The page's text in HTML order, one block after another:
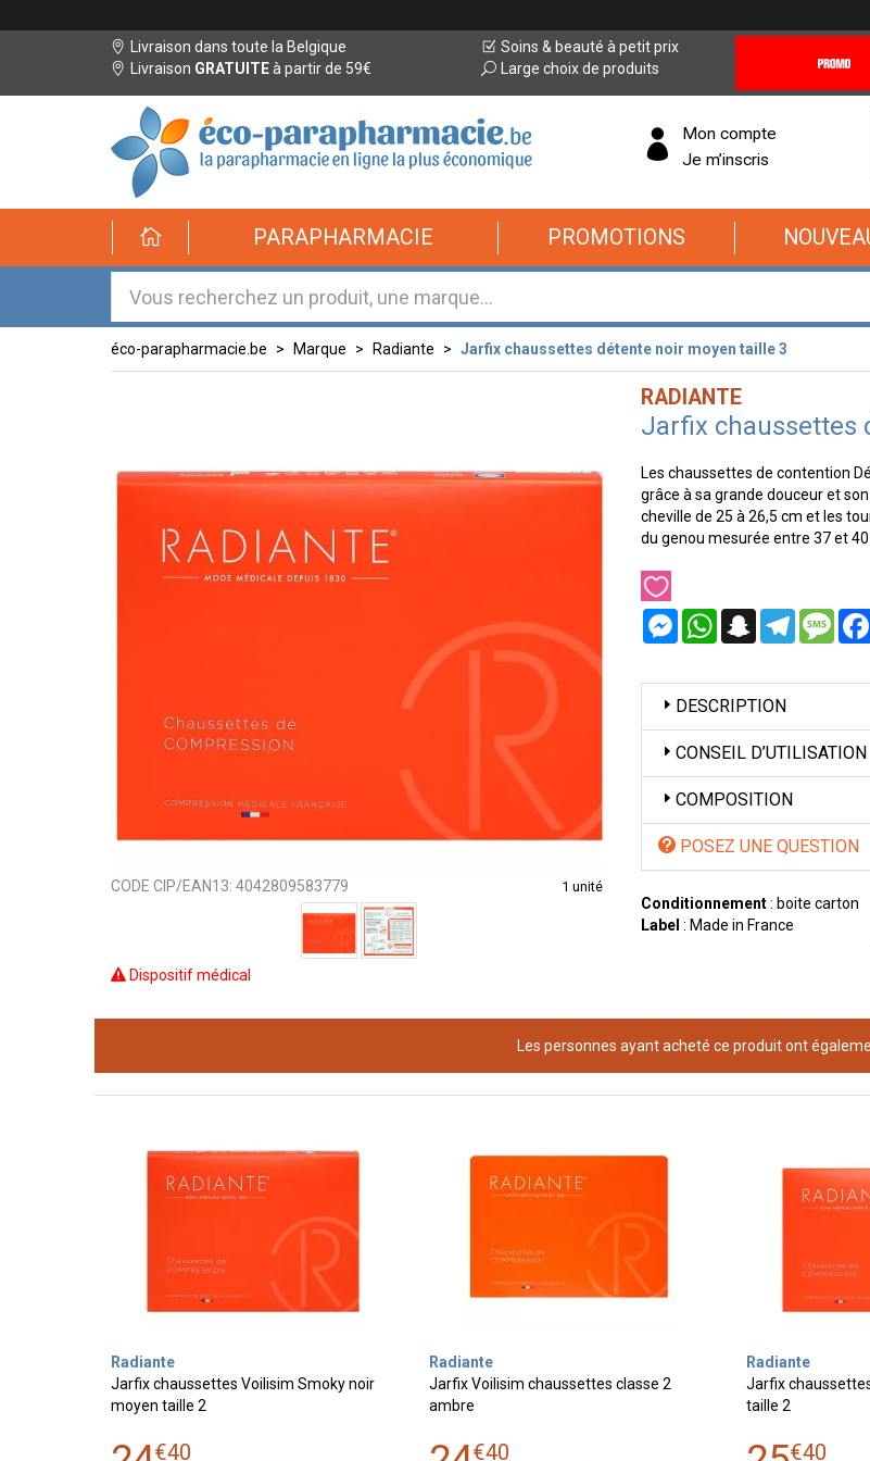
Livraison dans toute la Belgique
Livraison GRATUITEà partir de 59€
Soins & beauté à petit prix
Large choix de produits
Offres
éco-
parapharmacie.fr
éco-
parapharmacie.fr
Mon compte
Je m’inscris
PARAPHARMACIE PROMOTIONS
éco-parapharmacie.be Marque Radiante Jarfix chaussettes détente noir moyen taille 3
CODE CIP/EAN13: 4042809583779 1 unité
Dispositif médical
RADIANTE
Jarfix chaussettes
Les chaussettes de contention
grâce à sa grande douceur et
cheville de 25 à 26,5 cm et les
du genou mesurée entre 37 et 40
MessengerWhatsAppSnapchatTelegram
DESCRIPTION
CONSEIL D’UTILISATION
COMPOSITION
POSEZ UNE QUESTION
Conditionnement: boite carton
Label : Made in France
Les personnes ayant acheté ce produit ont
Radiante
Jarfix chaussettes Voilisim Smoky noir
moyen taille 2
€40
Radiante
Jarfix Voilisim chaussettes classe 2
ambre
€40
Radiante
Jarfix
taille 2
€40